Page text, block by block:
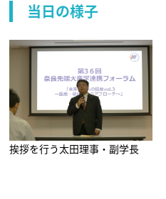
当日の様子
挨拶を行う太田理事・副学長